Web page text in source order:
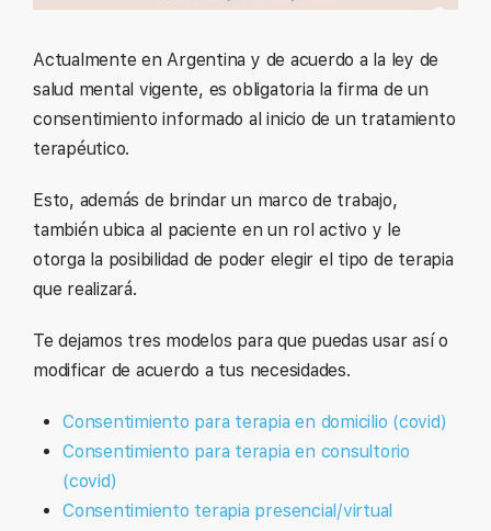
Actualmente en Argentina y de acuerdo a la ley de
salud mental vigente, es obligatoria la firma de un
consentimiento informado al inicio de un tratamiento
terapéutico.
Esto, además de brindar un marco de trabajo,
también ubica al paciente en un rol activo y le
otorga la posibilidad de poder elegir el tipo de terapia
que realizará.
Te dejamos tres modelos para que puedas usar así o
modificar de acuerdo a tus necesidades.
Consentimiento para terapia en domicilio (covid)
Consentimiento para terapia en consultorio
(covid)
Consentimiento terapia presencial/virtual